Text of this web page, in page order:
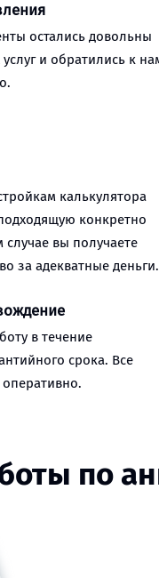
остались довольны
и обратились к
калькулятора
конкретно
вы получаете
за адекватные деньги.
в течение
срока. Все
по